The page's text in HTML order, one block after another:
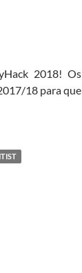
2018! Os
18 para que